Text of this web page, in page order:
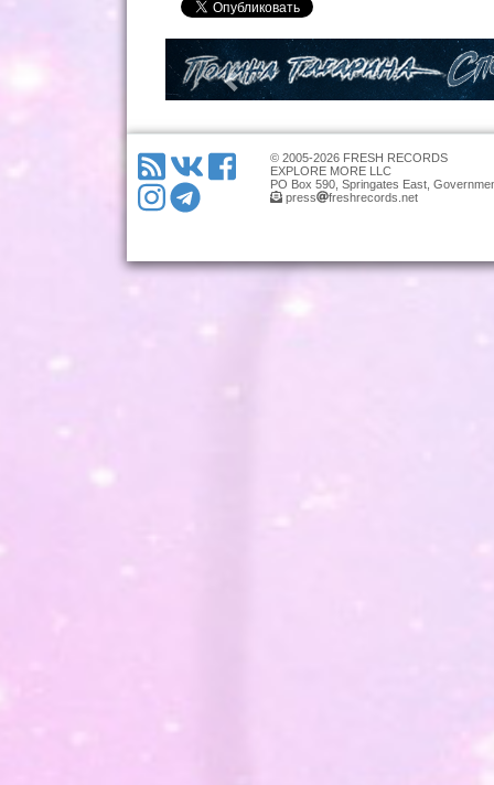
© 2005-2026 FRESH RECORDS
EXPLORE MORE LLC
PO Box 590, Springates East,
press
freshrecords.net